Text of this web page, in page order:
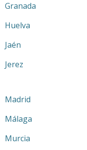
Granada
Huelva
Jaén
Jerez
Madrid
Málaga
Murcia